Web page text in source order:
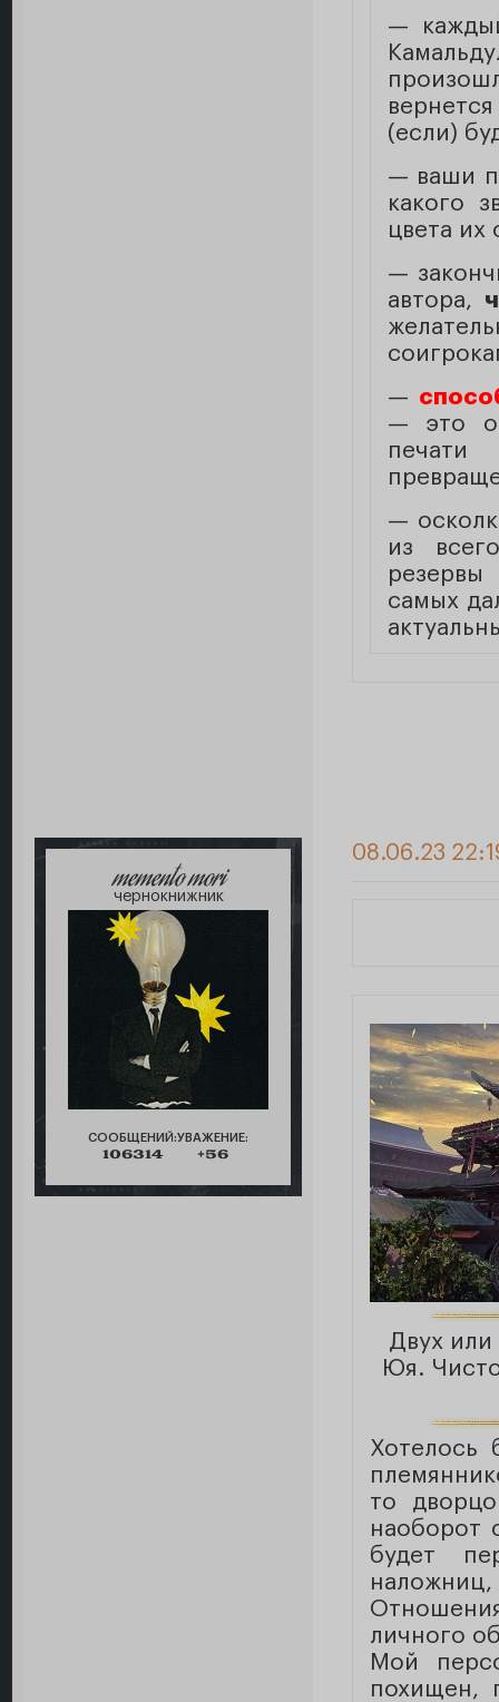
—
(если)
— ваши
какого
цвета их
—
автора,
—
— это
—
из
самых
memento mori
чернокнижник
СООБЩЕНИЙ:
106314
УВАЖЕНИЕ:
+56
08.06.23
Двух или
Юя.
Хотелось
то
наоборот
будет
личного
Мой
похищен,